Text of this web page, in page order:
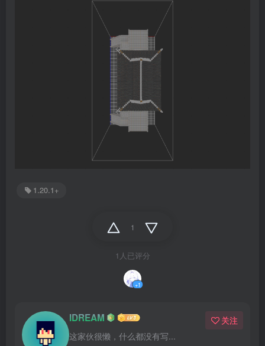
1.20.1+
1
1人已评分
+1
IDREAM
这家伙很懒，什么都没有写...
关注